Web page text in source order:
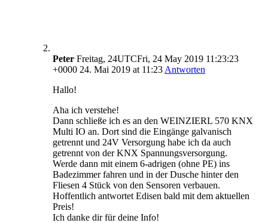
Peter Freitag, 24UTCFri, 24 May 2019 11:23:23
+0000 24. Mai 2019 at 11:23 Antworten
Hallo!
Aha ich verstehe!
Dann schließe ich es an den WEINZIERL 570 KNX
Multi IO an. Dort sind die Eingänge galvanisch
getrennt und 24V Versorgung habe ich da auch
getrennt von der KNX Spannungsversorgung.
Werde dann mit einem 6-adrigen (ohne PE) ins
Badezimmer fahren und in der Dusche hinter den
Fliesen 4 Stück von den Sensoren verbauen.
Hoffentlich antwortet Edisen bald mit dem aktuellen
Preis!
Ich danke dir für deine Info!